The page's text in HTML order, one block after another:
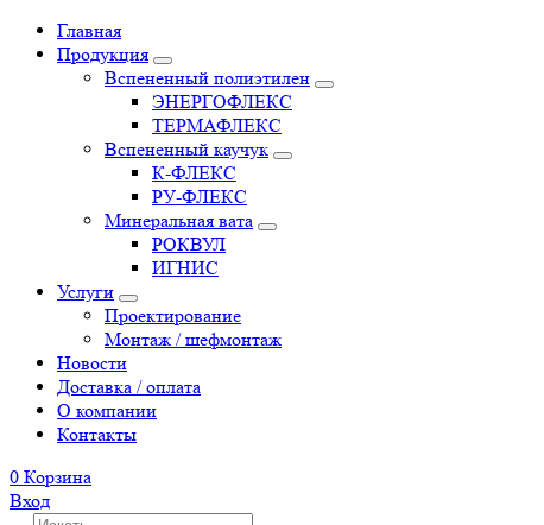
Главная
Продукция
Вспененный полиэтилен
ЭНЕРГОФЛЕКС
ТЕРМАФЛЕКС
Вспененный каучук
К-ФЛЕКС
РУ-ФЛЕКС
Минеральная вата
РОКВУЛ
ИГНИС
Услуги
Проектирование
Монтаж / шефмонтаж
Новости
Доставка / оплата
О компании
Контакты
0 Корзина
Вход